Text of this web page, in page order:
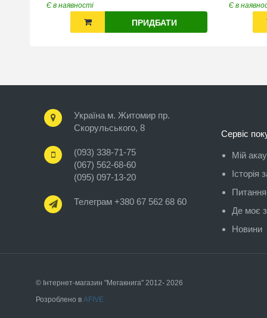
Є в наявності
ПРИДБАТИ
Є в
Україна м. Житомир пр.
Скорульського, 8
(093) 338-71-75
(067) 562-68-60
(095) 097-13-20
Телеграм +380 67 562 68 60
Сервіс
Мій
Історія
Де моє
Новини
© Інтернет-магазин "Мегакнига" 2012- 2026
Розроблено в AFIVE